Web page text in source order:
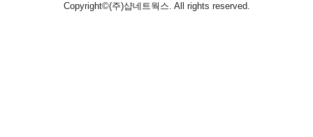
Copyright©(주)샵네트웍스. All rights reserved.